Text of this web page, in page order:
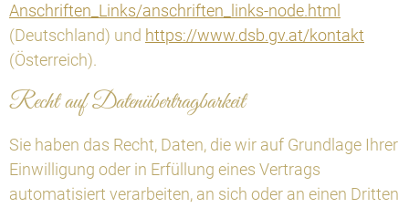
Anschriften_Links/anschriften_links-node.html
(Deutschland) und https://www.dsb.gv.at/kontakt
(Österreich).
Recht auf Datenübertragbarkeit
Sie haben das Recht, Daten, die wir auf Grundlage Ihrer
Einwilligung oder in Erfüllung eines Vertrags
automatisiert verarbeiten, an sich oder an einen Dritten